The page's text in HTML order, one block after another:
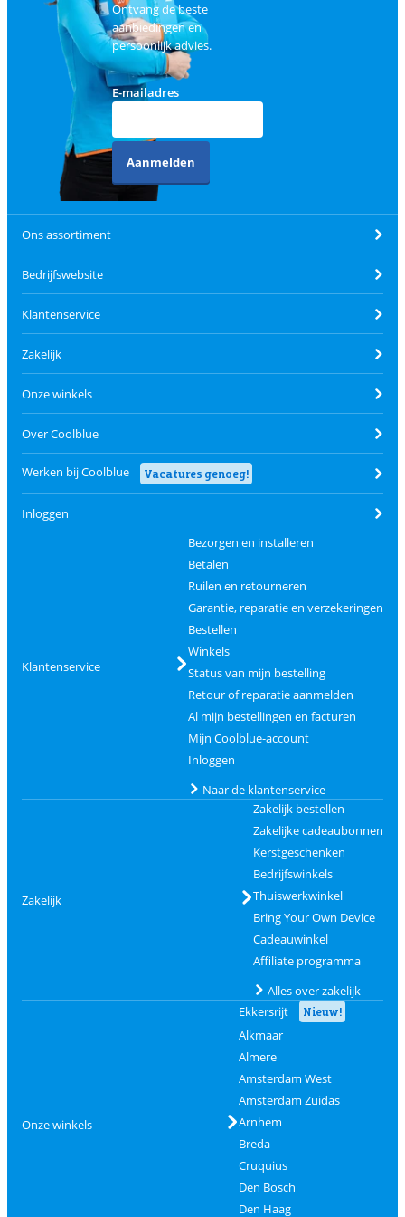
Ontvang de beste
aanbiedingen en
persoonlijk advies.
E-mailadres
Aanmelden
Ons assortiment
Bedrijfswebsite
Klantenservice
Zakelijk
Onze winkels
Over Coolblue
Werken bij Coolblue Vacatures genoeg!
Inloggen
Klantenservice
Bezorgen en installeren
Betalen
Ruilen en retourneren
Garantie, reparatie en verzekeringen
Bestellen
Winkels
Status van mijn bestelling
Retour of reparatie aanmelden
Al mijn bestellingen en facturen
Mijn Coolblue-account
Inloggen
Naar de klantenservice
Zakelijk
Zakelijk bestellen
Zakelijke cadeaubonnen
Kerstgeschenken
Bedrijfswinkels
Thuiswerkwinkel
Bring Your Own Device
Cadeauwinkel
Affiliate programma
Alles over zakelijk
Onze winkels
Ekkersrijt Nieuw!
Alkmaar
Almere
Amsterdam West
Amsterdam Zuidas
Arnhem
Breda
Cruquius
Den Bosch
Den Haag